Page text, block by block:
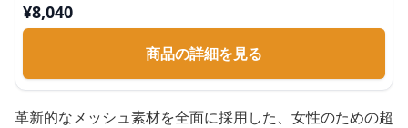
¥8,040
商品の詳細を見る
革新的なメッシュ素材を全面に採用した、女性のための超